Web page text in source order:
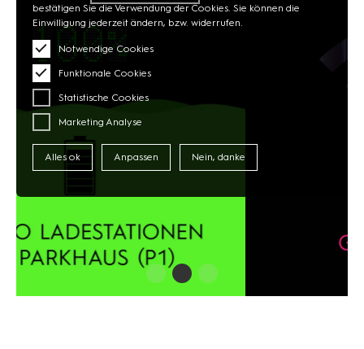
bestätigen Sie die Verwendung der Cookies. Sie können die
Einwilligung jederzeit ändern, bzw. widerrufen.
Notwendige Cookies
Funktionale Cookies
Statistische Cookies
Marketing Analyse
Alles ok Anpassen Nein, danke